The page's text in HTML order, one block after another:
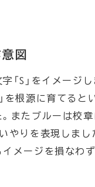
図
「S」をイメージ
を根源に育てる
またブルーは校
やりを表現しま
メージを損なわ